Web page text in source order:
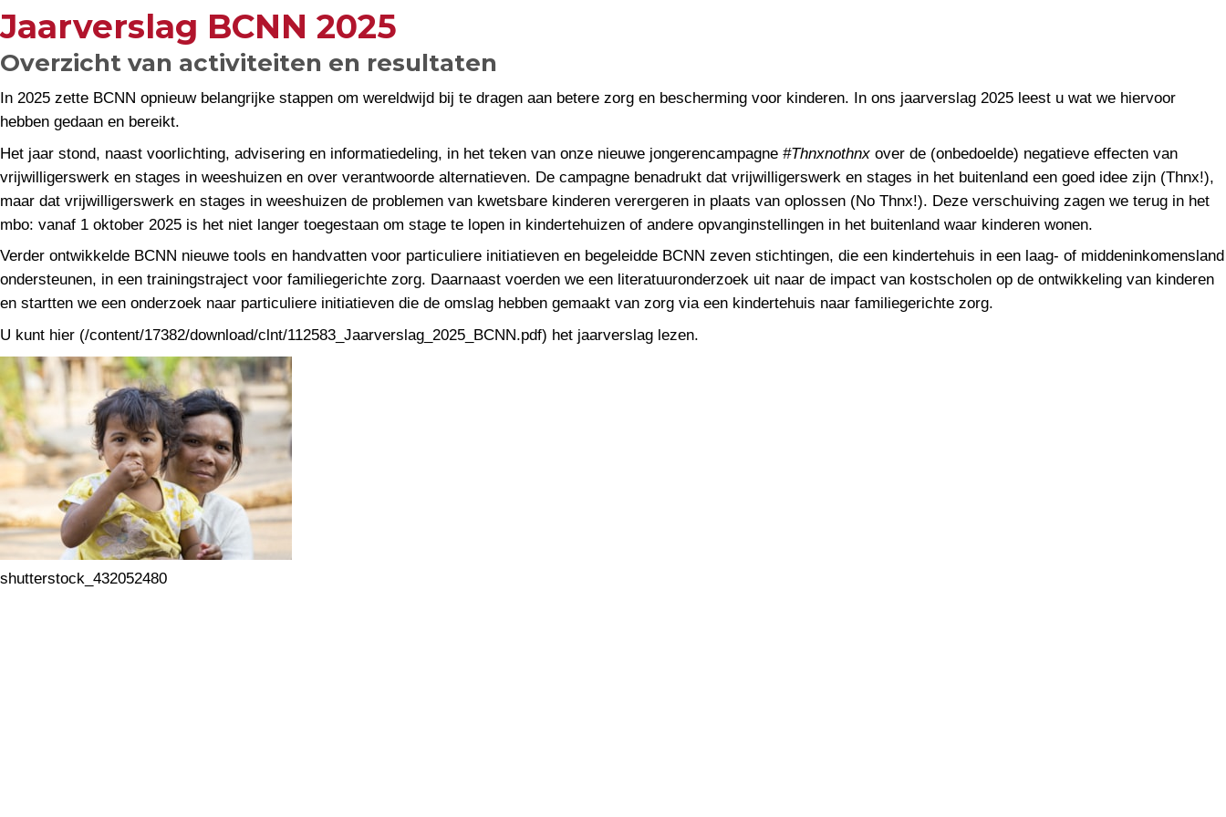
Jaarverslag BCNN 2025
Overzicht van activiteiten en resultaten
In 2025 zette BCNN opnieuw belangrijke stappen om wereldwijd bij te dragen aan betere zorg en bescherming voor kinderen. In ons jaarverslag 2025 leest u wat we hiervoor
hebben gedaan en bereikt.
Het jaar stond, naast voorlichting, advisering en informatiedeling, in het teken van onze nieuwe jongerencampagne #Thnxnothnx over de (onbedoelde) negatieve effecten van
vrijwilligerswerk en stages in weeshuizen en over verantwoorde alternatieven. De campagne benadrukt dat vrijwilligerswerk en stages in het buitenland een goed idee zijn (Thnx!),
maar dat vrijwilligerswerk en stages in weeshuizen de problemen van kwetsbare kinderen verergeren in plaats van oplossen (No Thnx!). Deze verschuiving zagen we terug in het
mbo: vanaf 1 oktober 2025 is het niet langer toegestaan om stage te lopen in kindertehuizen of andere opvanginstellingen in het buitenland waar kinderen wonen.
Verder ontwikkelde BCNN nieuwe tools en handvatten voor particuliere initiatieven en begeleidde BCNN zeven stichtingen, die een kindertehuis in een laag- of middeninkomensland
ondersteunen, in een trainingstraject voor familiegerichte zorg. Daarnaast voerden we een literatuuronderzoek uit naar de impact van kostscholen op de ontwikkeling van kinderen
en startten we een onderzoek naar particuliere initiatieven die de omslag hebben gemaakt van zorg via een kindertehuis naar familiegerichte zorg.
U kunt hier (/content/17382/download/clnt/112583_Jaarverslag_2025_BCNN.pdf) het jaarverslag lezen.
shutterstock_432052480